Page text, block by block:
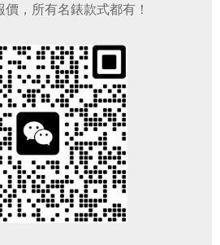
，所有名錶款式都有！